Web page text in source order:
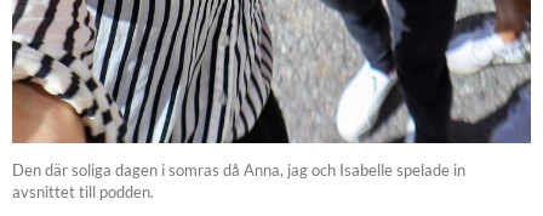
Den där soliga dagen i somras då Anna, jag och Isabelle spelade in
avsnittet till podden.